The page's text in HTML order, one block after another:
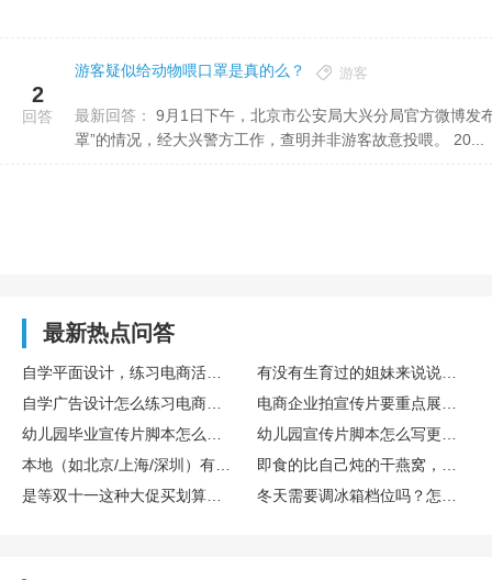
2
回答
游客疑似给动物喂口罩是真的么？ 游客
最新回答：
罩”的情况，经大兴警方工作，查明并非游客故意投喂。 20...
最新热点问答